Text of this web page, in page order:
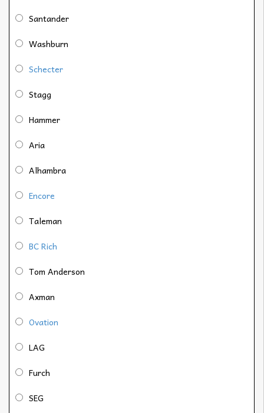
Santander
Washburn
Schecter
Stagg
Hammer
Aria
Alhambra
Encore
Taleman
BC Rich
Tom Anderson
Axman
Ovation
LAG
Furch
SEG